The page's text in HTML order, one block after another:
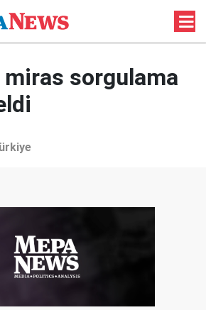
miras sorgulama